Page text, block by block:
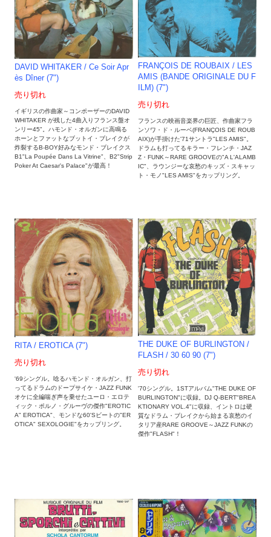
DAVID WHITAKER / Ce Soir Apr
ès Dîner (7")
売り切れ
イギリスの作曲家～コンポーザーのDAVID
WHITAKER が残した4曲入りフランス盤オ
ンリー45"。ハモンド・オルガンに高鳴る
ホーンとファットなブットイ・ブレイクが
炸裂するB-BOY好みなモンド・ブレイクス
B1"La Poupée Dans La Vitrine"、B2"Strip
Poker At Caesar's Palace"が最高！
FRANÇOIS DE ROUBAIX ‎/ LES
AMIS (BANDE ORIGINALE DU F
ILM) (7")
売り切れ
フランスの映画音楽界の巨匠、作曲家フラ
ンソワ・ド・ルーベ(FRANÇOIS DE ROUB
AIX)が手掛けた'71サントラ"LES AMIS"。
ドラムも打ってるキラー・フレンチ・JAZ
Z・FUNK～RARE GROOVEの"A L'ALAMB
IC"、ラウンジーな哀愁のキッズ・スキャッ
ト・モノ"LES AMIS"をカップリング。
RITA / EROTICA (7")
売り切れ
'69シングル。唸るハモンド・オルガン、打
ってるドラムのドープサイケ・JAZZ FUNK
オケに全編喘ぎ声を乗せたユーロ・エロテ
ィック・ポルノ・グルーヴの傑作"EROTIC
A" EROTICA"、モンドな60'Sビートの"ER
OTICA" SEXOLOGIE"をカップリング。
THE DUKE OF BURLINGTON ‎/
FLASH / 30 60 90 (7")
売り切れ
'70シングル。1STアルバム"THE DUKE OF
BURLINGTON"に収録。DJ Q-BERT"BREA
KTIONARY VOL.4"に収録、イントロは硬
質なドラム・ブレイクから始まる哀愁のイ
タリア産RARE GROOVE～JAZZ FUNKの
傑作"FLASH"！